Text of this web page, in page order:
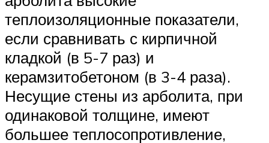
теплоизоляционные показатели,
если сравнивать с кирпичной
кладкой (в 5-7 раз) и
керамзитобетоном (в 3-4 раза).
Несущие стены из арболита, при
одинаковой толщине, имеют
большее теплосопротивление,